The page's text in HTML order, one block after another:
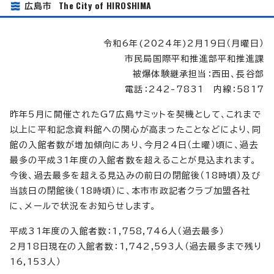
広島市 The City of HIROSHIMA
令和6年(2024年)2月19日（月曜日）
市民局国際平和推進部平和推進課
被爆体験継承担当：西田、長谷部
電話：242-7831 内線：5817
昨年5月に開催されたG7広島サミットを契機として、これまで
以上に平和記念資料館への関心が高まったことなどにより、同
館の入館者数が増加傾向にあり、今月24日（土曜）頃に、過去
最多の平成31年度の入館者数を超えることが見込まれます。
今後、過去最多を超える見込みの前日の閉館後（18時頃）及び
当該日の閉館後（18時頃）に、本市市政記者クラブ加盟各社
に、メールで状況をお知らせします。
平成31年度の入館者数：1,758,746人（過去最多）
2月18日現在の入館者数：1,742,593人（過去最多まで残り
16,153人）